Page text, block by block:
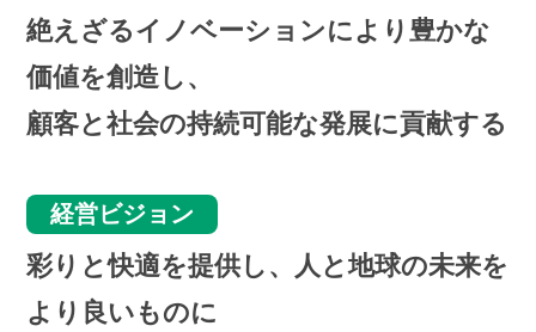
絶えざるイノベーションにより豊かな
価値を創造し、
顧客と社会の持続可能な発展に貢献する
経営ビジョン
彩りと快適を提供し、人と地球の未来を
より良いものに